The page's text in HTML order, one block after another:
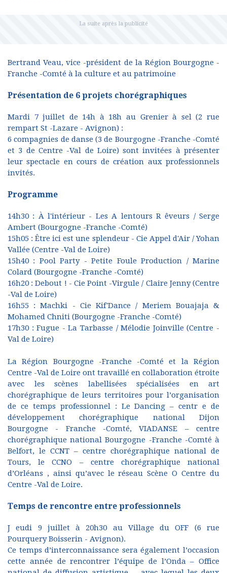
Bertrand Veau, vice -président de la Région Bourgogne -
Franche -Comté à la culture et au patrimoine
Présentation de 6 projets chorégraphiques
Mardi 7 juillet de 14h à 18h au Grenier à sel (2 rue
rempart St -Lazare - Avignon) :
6 compagnies de danse (3 de Bourgogne -Franche -Comté
et 3 de Centre -Val de Loire) sont invitées à présenter
leur spectacle en cours de création aux professionnels
invités.
Programme
14h30 : À l'intérieur - Les A lentours R êveurs / Serge
Ambert (Bourgogne -Franche -Comté)
15h05 : Être ici est une splendeur - Cie Appel d'Air / Yohan
Vallée (Centre -Val de Loire)
15h40 : Pool Party - Petite Foule Production / Marine
Colard (Bourgogne -Franche -Comté)
16h20 : Debout ! - Cie Point -Virgule / Claire Jenny (Centre
-Val de Loire)
16h55 : Machki - Cie Kif'Dance / Meriem Bouajaja &
Mohamed Chniti (Bourgogne -Franche -Comté)
17h30 : Fugue - La Tarbasse / Mélodie Joinville (Centre -
Val de Loire)
La Région Bourgogne -Franche -Comté et la Région
Centre -Val de Loire ont travaillé en collaboration étroite
avec les scènes labellisées spécialisées en art
chorégraphique de leurs territoires pour l’organisation
de ce temps professionnel : Le Dancing – centr e de
développement chorégraphique national Dijon
Bourgogne - Franche -Comté, VIADANSE – centre
chorégraphique national Bourgogne -Franche -Comté à
Belfort, le CCNT – centre chorégraphique national de
Tours, le CCNO – centre chorégraphique national
d’Orléans , ainsi qu’avec le réseau Scène O Centre du
Centre -Val de Loire.
Temps de rencontre entre professionnels
J eudi 9 juillet à 20h30 au Village du OFF (6 rue
Pourquery Boisserin - Avignon).
Ce temps d’interconnaissance sera également l’occasion
cette année de rencontrer l’équipe de l’Onda – Office